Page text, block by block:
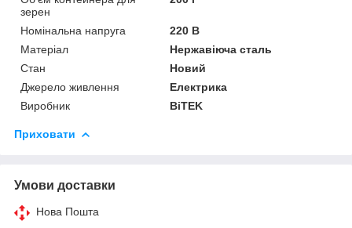
зерен
Номінальна напруга
220 В
Матеріал
Нержавіюча сталь
Стан
Новий
Джерело живлення
Електрика
Виробник
BiTEK
Приховати
Умови доставки
Нова Пошта